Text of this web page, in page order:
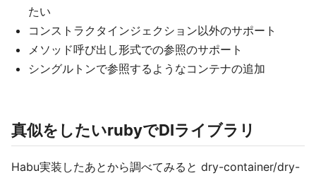
たい
コンストラクタインジェクション以外のサポート
メソッド呼び出し形式での参照のサポート
シングルトンで参照するようなコンテナの追加
真似をしたいrubyでDIライブラリ
Habu実装したあとから調べてみると dry-container/dry-